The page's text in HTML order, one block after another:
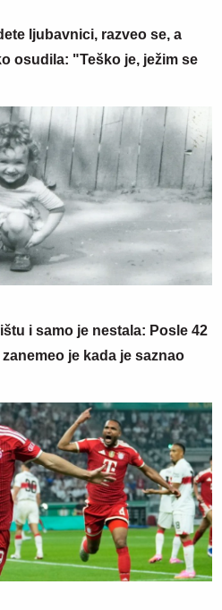
ljubavnici, razveo se, a
osudila: "Teško je, ježim se
i samo je nestala: Posle 42
je kada je saznao